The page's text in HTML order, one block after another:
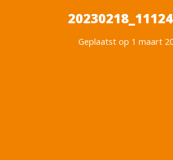
Geplaatst op 1 maart